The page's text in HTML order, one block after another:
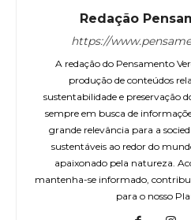
Redação
https://
A redação do Pensamento
produção de conteúdos
sustentabilidade e preservação
sempre em busca de
grande relevância para a
sustentáveis ao redor do
apaixonado pela natureza.
mantenha-se informado,
para o nosso